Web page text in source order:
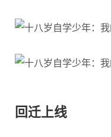
回迁上线